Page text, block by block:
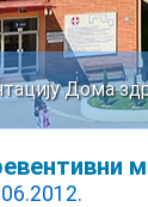
Дома